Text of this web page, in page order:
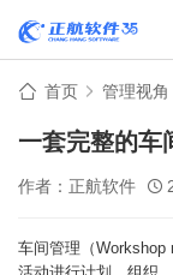
首页 管理视角
一套完整的车
作者：正航软件
车间管理（Workshop